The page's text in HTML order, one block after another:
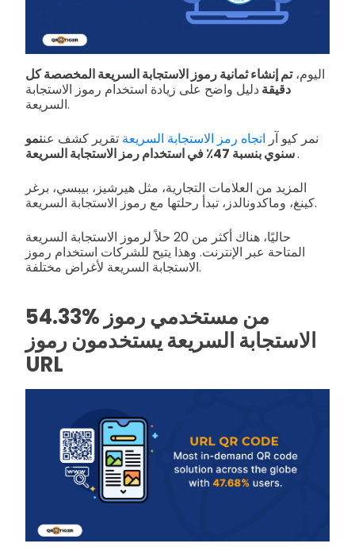
اليوم،تم إنشاء ثمانية رموز الاستجابة السريعة المخصصة كل
دقيقةدليل واضح على زيادة استخدام رموز الاستجابة
السريعة.
نمر كيو آر اتجاه رمز الاستجابة السريعة تقرير كشف عننمو
.
المزيد من العلامات التجارية، مثل هيرشيز، بيبسي، برغر
كينغ، وماكدونالدز، تبدأ رحلتها مع رموز الاستجابة السريعة.
حاليًا، هناك أكثر من 20 حلاً لرموز الاستجابة السريعة
المتاحة عبر الإنترنت. وهذا يتيح للشركات استخدام رموز
الاستجابة السريعة لأغراض مختلفة.
54.33% من مستخدمي رموز
الاستجابة السريعة يستخدمون رموز
URL